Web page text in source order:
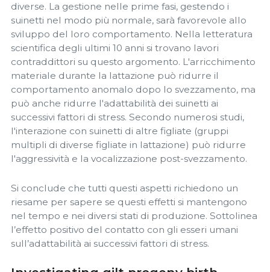
diverse. La gestione nelle prime fasi, gestendo i
suinetti nel modo più normale, sarà favorevole allo
sviluppo del loro comportamento. Nella letteratura
scientifica degli ultimi 10 anni si trovano lavori
contraddittori su questo argomento. L'arricchimento
materiale durante la lattazione può ridurre il
comportamento anomalo dopo lo svezzamento, ma
può anche ridurre l'adattabilità dei suinetti ai
successivi fattori di stress. Secondo numerosi studi,
l'interazione con suinetti di altre figliate (gruppi
multipli di diverse figliate in lattazione) può ridurre
l'aggressività e la vocalizzazione post-svezzamento.
Si conclude che tutti questi aspetti richiedono un
riesame per sapere se questi effetti si mantengono
nel tempo e nei diversi stati di produzione. Sottolinea
l’effetto positivo del contatto con gli esseri umani
sull’adattabilità ai successivi fattori di stress.